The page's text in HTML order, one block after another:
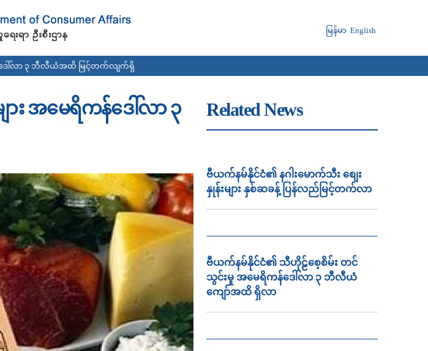
မြန်မာ English
ဒေါ်လာ ၃ ဘီလီယံအထိ မြင့်တက်လျက်ရှိ
း အမေရိကန်ဒေါ်လာ ၃
Related News
ဗီယက်နမ်နိုင်ငံ၏ နဂါးမောက်သီး စျေး
နှုန်းများ နှစ်ဆခန့် ပြန်လည်မြင့်တက်လာ
ဗီယက်နမ်နိုင်ငံ၏ သီဟိုဠ်စေ့စိမ်း တင်
သွင်းမှု အမေရိကန်ဒေါ်လာ ၃ ဘီလီယံ
ကျော်အထိ ရှိလာ